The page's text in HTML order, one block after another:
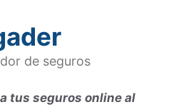
de seguros
tus seguros online al